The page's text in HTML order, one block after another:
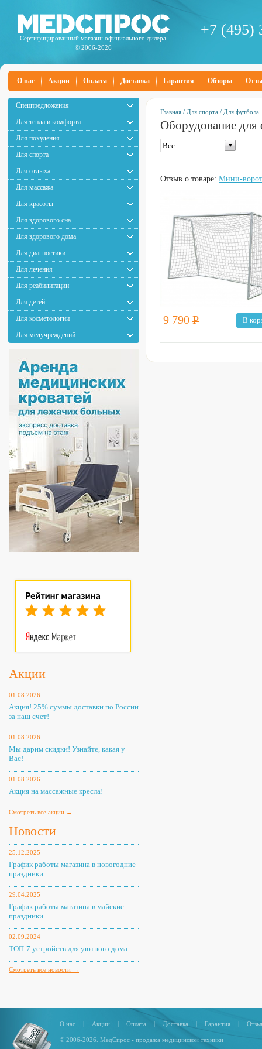
Сертифицированный магазин официального дилера
© 2006-2026
+7 (495)
О нас Акции Оплата Доставка Гарантия Обзоры
Спецпредложения
Для тепла и комфорта
Для похудения
Для спорта
Для отдыха
Для массажа
Для красоты
Для здорового сна
Для здорового дома
Для диагностики
Для лечения
Для реабилитации
Для детей
Для косметологии
Для медучреждений
Акции
01.08.2026
Акция! 25% суммы доставки по России
за наш счет!
01.08.2026
Мы дарим скидки! Узнайте, какая у
Вас!
01.08.2026
Акция на массажные кресла!
Смотреть все акции →
Новости
25.12.2025
График работы магазина в новогодние
праздники
29.04.2025
График работы магазина в майские
праздники
02.09.2024
ТОП-7 устройств для уютного дома
Смотреть все новости →
Главная / Для спорта / Для футбола
Оборудование для
Все
Отзыв о товаре: Мини-
9 790 Р В
О нас | Акции | Оплата | Доставка | Гарантия |
© 2006-2026. МедСпрос - продажа медицинской техники